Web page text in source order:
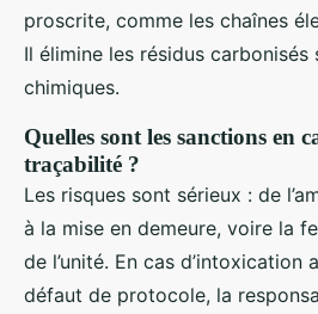
proscrite, comme les chaînes
Il élimine les résidus carbonisés
chimiques.
Quelles sont les sanctions en
traçabilité ?
Les risques sont sérieux : de
à la mise en demeure, voire la
de l’unité. En cas d’intoxication
défaut de protocole, la